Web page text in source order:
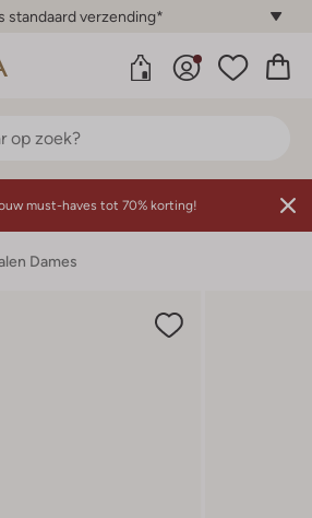
standaard verzending*
must-haves tot 70% korting!
Dames